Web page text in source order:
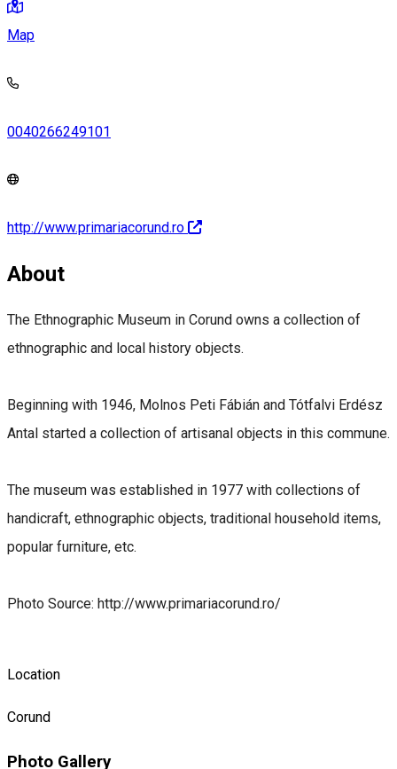
Map
0040266249101
http://www.primariacorund.ro
About
The Ethnographic Museum in Corund owns a collection of
ethnographic and local history objects.
Beginning with 1946, Molnos Peti Fábián and Tótfalvi Erdész
Antal started a collection of artisanal objects in this commune.
The museum was established in 1977 with collections of
handicraft, ethnographic objects, traditional household items,
popular furniture, etc.
Photo Source: http://www.primariacorund.ro/
Location
Corund
Photo Gallery